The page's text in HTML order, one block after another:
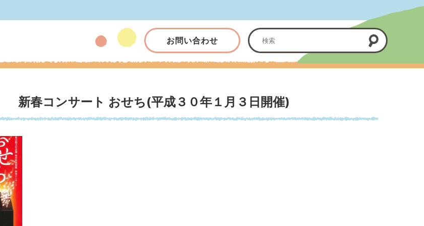
お問い合わせ
新春コンサート おせち(平成３０年１月３日開催)